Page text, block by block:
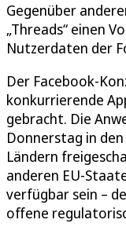
Gegenüber
„Threads“ einen
Nutzerdaten der
Der Facebook-
konkurrierende
gebracht. Die
Donnerstag in
Ländern
anderen EU-
verfügbar sein –
offene